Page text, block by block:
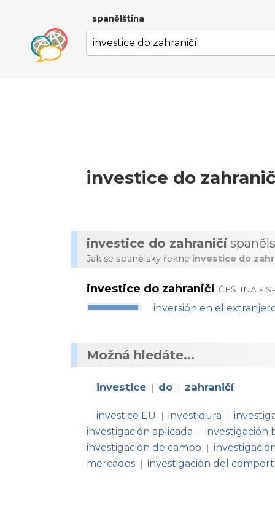
spanělština
investice do
investice do zahraničí
Jak se spanělsky řekne investice do
investice do zahraničí ČEŠTINA »
inversión en el
Možná hledáte...
investice | do | zahraničí
investice EU | investidura |
investigación aplicada
| investigación
investigación de campo
|
mercados | investigación del